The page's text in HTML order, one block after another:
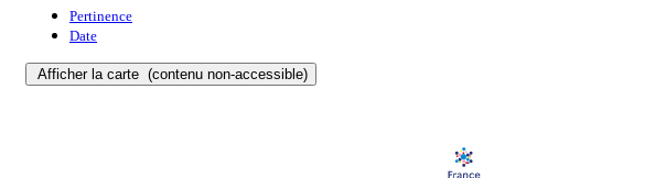
Pertinence
Date
Afficher la carte (contenu non-accessible)